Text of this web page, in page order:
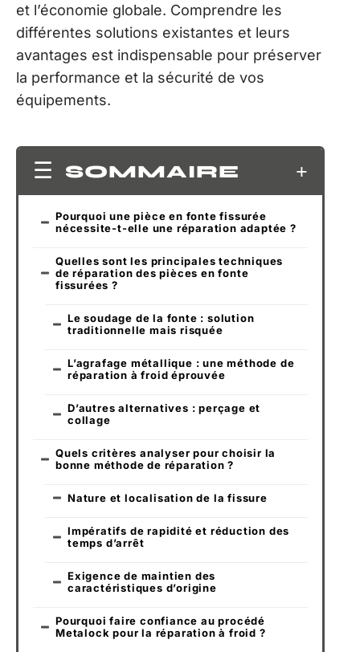
et l’économie globale. Comprendre les
différentes solutions existantes et leurs
avantages est indispensable pour préserver
la performance et la sécurité de vos
équipements.
SOMMAIRE
Pourquoi une pièce en fonte fissurée
nécessite-t-elle une réparation adaptée ?
Quelles sont les principales techniques
de réparation des pièces en fonte
fissurées ?
Le soudage de la fonte : solution
traditionnelle mais risquée
L’agrafage métallique : une méthode de
réparation à froid éprouvée
D’autres alternatives : perçage et
collage
Quels critères analyser pour choisir la
bonne méthode de réparation ?
Nature et localisation de la fissure
Impératifs de rapidité et réduction des
temps d’arrêt
Exigence de maintien des
caractéristiques d’origine
Pourquoi faire confiance au procédé
Metalock pour la réparation à froid ?